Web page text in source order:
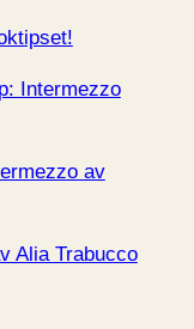
Intermezzo
av
Alia Trabucco